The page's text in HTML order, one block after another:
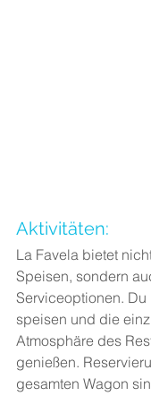
Aktivitäten:
La Favela bietet
Speisen, sondern
Serviceoptionen. Du
speisen und die
Atmosphäre des
genießen.
gesamten Wagon